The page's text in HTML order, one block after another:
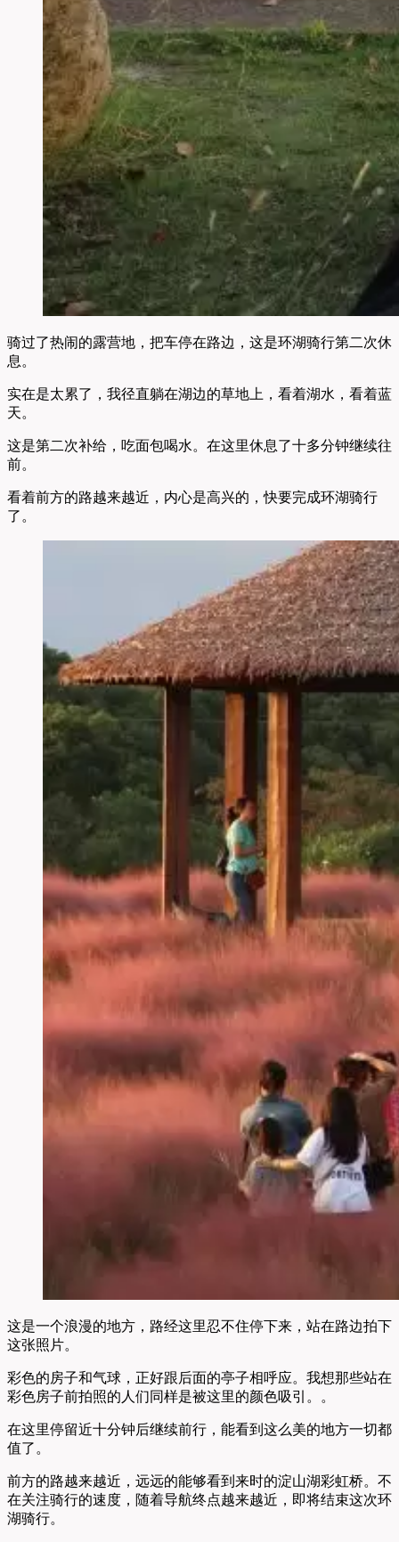
骑过了热闹的露营地，把车停在路边，这是环湖骑行第二次休
息。
实在是太累了，我径直躺在湖边的草地上，看着湖水，看着蓝
天。
这是第二次补给，吃面包喝水。在这里休息了十多分钟继续往
前。
看着前方的路越来越近，内心是高兴的，快要完成环湖骑行
了。
这是一个浪漫的地方，路经这里忍不住停下来，站在路边拍下
这张照片。
彩色的房子和气球，正好跟后面的亭子相呼应。我想那些站在
彩色房子前拍照的人们同样是被这里的颜色吸引。。
在这里停留近十分钟后继续前行，能看到这么美的地方一切都
值了。
前方的路越来越近，远远的能够看到来时的淀山湖彩虹桥。不
在关注骑行的速度，随着导航终点越来越近，即将结束这次环
湖骑行。